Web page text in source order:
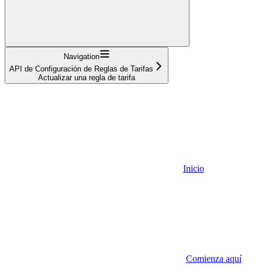
Navigation
API de Configuración de Reglas de Tarifas
Actualizar una regla de tarifa
Inicio
Comienza aquí